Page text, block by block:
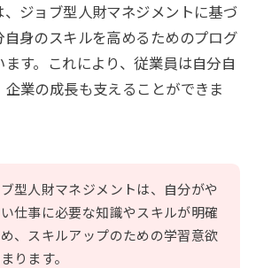
、ジョブ型人財マネジメントに基づ
自身のスキルを高めるためのプログ
す。これにより、従業員は自分自
業の成長も支えることができま
型人財マネジメントは、自分がや
仕事に必要な知識やスキルが明確
、スキルアップのための学習意欲
ります。